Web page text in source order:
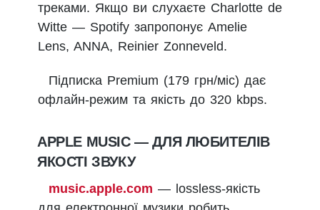
треками. Якщо ви слухаєте Charlotte de
Witte — Spotify запропонує Amelie
Lens, ANNA, Reinier Zonneveld.
Підписка Premium (179 грн/міс) дає
офлайн-режим та якість до 320 kbps.
APPLE MUSIC — ДЛЯ ЛЮБИТЕЛІВ
ЯКОСТІ ЗВУКУ
music.apple.com — lossless-якість